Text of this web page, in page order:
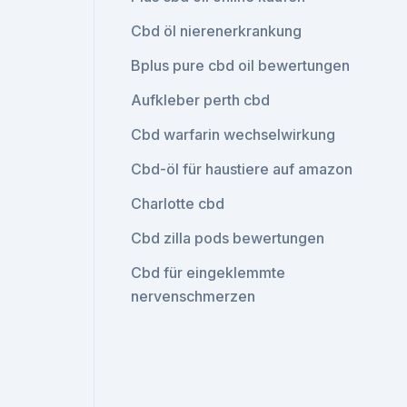
Cbd öl nierenerkrankung
Bplus pure cbd oil bewertungen
Aufkleber perth cbd
Cbd warfarin wechselwirkung
Cbd-öl für haustiere auf amazon
Charlotte cbd
Cbd zilla pods bewertungen
Cbd für eingeklemmte
nervenschmerzen